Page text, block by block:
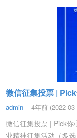
微信征集投票 |
admin 4年前 (2022-
微信征集投票 | Pick
业精神征集活动（多